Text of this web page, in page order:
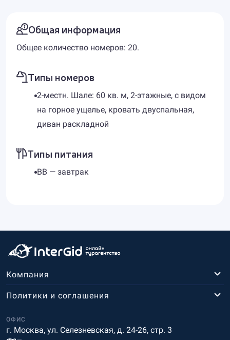
Общая информация
Общее количество номеров: 20.
Типы номеров
2-местн. Шале: 60 кв. м, 2-этажные, с видом
на горное ущелье, кровать двуспальная,
диван раскладной
Типы питания
BB — завтрак
Компания
ОФИС
г. Москва, ул. Селезневская, д. 24-26, стр. 3
Политики и соглашения